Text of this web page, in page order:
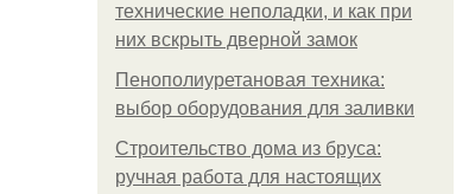
технические неполадки, и как при
них вскрыть дверной замок
Пенополиуретановая техника:
выбор оборудования для заливки
Строительство дома из бруса:
ручная работа для настоящих